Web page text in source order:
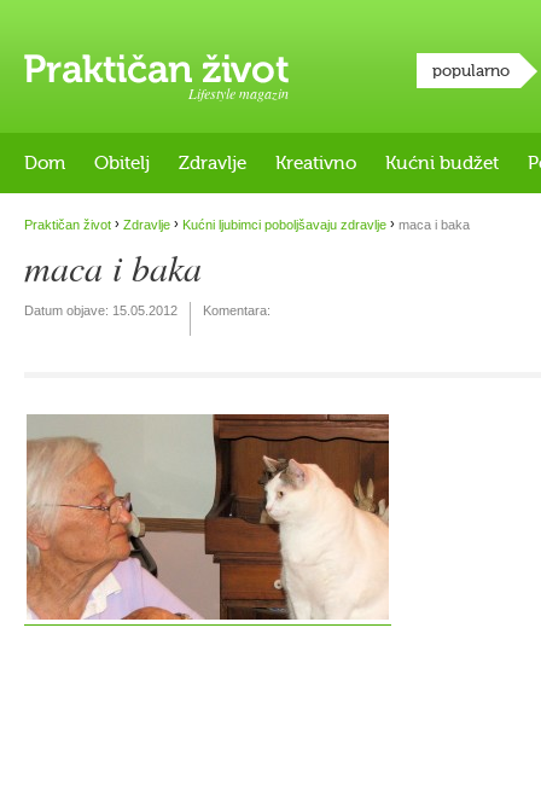
Lifestyle magazin
popularno
Dom Obitelj Zdravlje Kreativno Kućni budžet
Praktičan život › Zdravlje › Kućni ljubimci poboljšavaju zdravlje › maca i baka
maca i baka
Datum objave: 15.05.2012 Komentara: